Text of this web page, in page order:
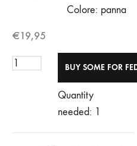
Colore: panna
€19,95
Quantity
needed: 1